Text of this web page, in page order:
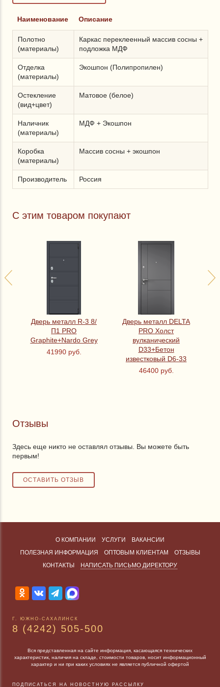
Наименование Описание
Полотно
(материалы)
Каркас переклеенный массив сосны +
подложка МДФ
Отделка
(материалы)
Экошпон (Полипропилен)
Остекление
(вид+цвет)
Матовое (белое)
Наличник
(материалы)
МДФ + Экошпон
Коробка
(материалы)
Массив сосны + экошпон
Производитель Россия
С этим товаром покупают
Дверь металл R-3 8/
П1 PRO
Graphite+Nardo Grey
41990 руб.
Дверь металл DELTA
PRO Холст
вулканический
D33+Бетон
известковый D6-33
46400 руб.
Отзывы
Здесь еще никто не оставлял отзывы. Вы можете быть
первым!
О КОМПАНИИ УСЛУГИ
ВАКАНСИИ
ПОЛЕЗНАЯ ИНФОРМАЦИЯ
ОПТОВЫМ КЛИЕНТАМ
ОТЗЫВЫ
КОНТАКТЫ
НАПИСАТЬ ПИСЬМО ДИРЕКТОРУ
Г. ЮЖНО-САХАЛИНСК
8 (4242) 505-500
Вся представленная на сайте информация, касающаяся технических
характеристик, наличия на складе, стоимости товаров, носит информационный
характер и ни при каких условиях не является публичной офертой
ПОДПИСАТЬСЯ НА НОВОСТНУЮ РАССЫЛКУ